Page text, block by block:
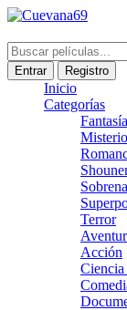
Entrar Registro
Inicio
Categorías
Fantasía
Misterio
Terror
Acción